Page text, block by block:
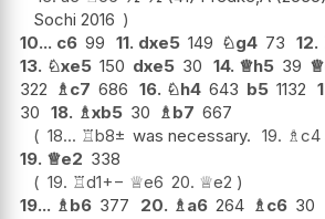
Sochi 2016
10... c6 99 11. dxe5 149 ♘g4 73 12.
13. ♘xe5 150 dxe5 30 14. ♕h5 39 ♕
322 ♗c7 686 16. ♘h4 643 b5 1132
30 18. ♗xb5 30 ♗b7 667
18... ♖b8± was necessary. 19. ♗c4
19. ♕e2 338
19. ♖d1+− ♕e6 20. ♕e2
19... ♗b6 377 20. ♗a6 264 ♗c6 30